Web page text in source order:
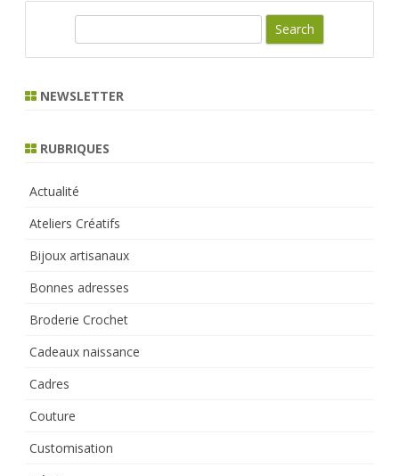
r
NEWSLETTER
RUBRIQUES
Actualité
Ateliers Créatifs
Bijoux artisanaux
Bonnes adresses
Broderie Crochet
Cadeaux naissance
Cadres
Couture
Customisation